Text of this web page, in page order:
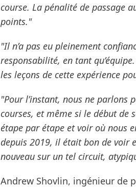
course. La pénalité de passage
points."
"Il n’a pas eu pleinement
responsabilité, en tant
les leçons de cette expérience
"Pour l’instant, nous ne parlons
courses, et même si le début
étape par étape et voir où nous
depuis 2019, il était bon de voir
nouveau sur un tel circuit,
Andrew Shovlin, ingénieur de